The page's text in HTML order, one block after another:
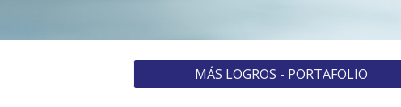
MÁS LOGROS - PORTAFOLIO